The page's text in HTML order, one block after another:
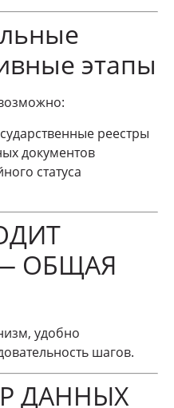
этапы
реестры
документов
статуса
ОБЩАЯ
удобно
шагов.
ДАННЫХ